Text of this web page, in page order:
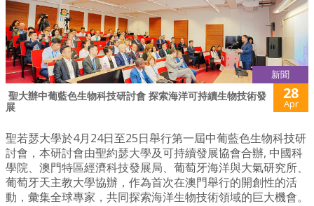
新聞
​ 聖大辦中葡藍色生物科技研討會 探索海洋可持續生物技術發
展
28
Apr
聖若瑟大學於4月24日至25日舉行第一屆中葡藍色生物科技研
討會，本研討會由聖約瑟大學及可持續發展協會合辦, 中國科
學院、澳門特區經濟科技發展局、葡萄牙海洋與大氣研究所、
葡萄牙天主教大學協辦，作為首次在澳門舉行的開創性的活
動，彙集全球專家，共同探索海洋生物技術領域的巨大機會。